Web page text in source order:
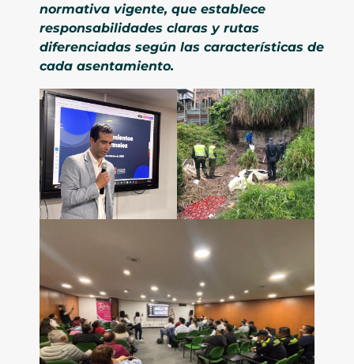
normativa vigente, que establece
responsabilidades claras y rutas
diferenciadas según las características de
cada asentamiento.